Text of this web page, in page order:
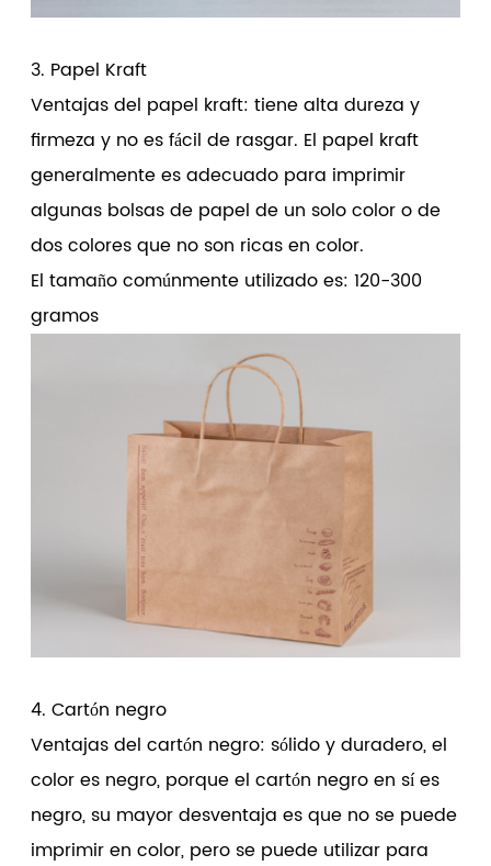
3. Papel Kraft
Ventajas del papel kraft: tiene alta dureza y
firmeza y no es fácil de rasgar. El papel kraft
generalmente es adecuado para imprimir
algunas bolsas de papel de un solo color o de
dos colores que no son ricas en color.
El tamaño comúnmente utilizado es: 120-300
gramos
4. Cartón negro
Ventajas del cartón negro: sólido y duradero, el
color es negro, porque el cartón negro en sí es
negro, su mayor desventaja es que no se puede
imprimir en color, pero se puede utilizar para